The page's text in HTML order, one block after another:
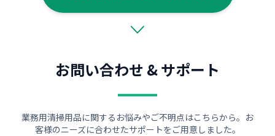
お問い合わせ & サポート
業務用清掃用品に関するお悩みやご不明点はこちらから。お
客様のニーズに合わせたサポートをご用意しました。